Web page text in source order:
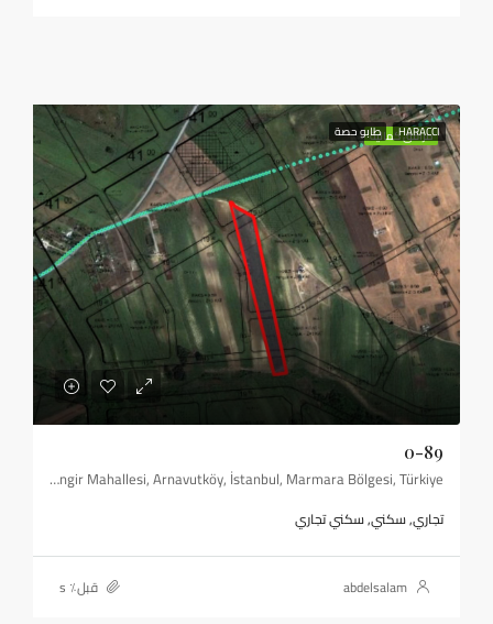
مرافق كمالية
HARACCI طابو حصة
0-89
Çilingir Mahallesi, Arnavutköy, İstanbul, Marmara Bölgesi, Türkiye
تجاري, سكني, سكني تجاري
abdelsalam قبل٪ s